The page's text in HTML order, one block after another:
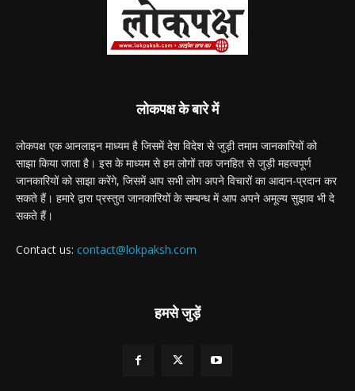
लोकपक्ष के बारे में
लोकपक्ष एक आनलाइन माध्यम है जिसमें देश विदेश से जुड़ी तमाम जानकारियों को
साझा किया जाता है। इस के माध्यम से हम लोगों तक जनहित से जुड़ी महत्वपूर्ण
जानकारियों को साझा करेंगे, जिसमें आप सभी लोग अपने विचारों का आदान-प्रदान कर
सकते हैं। हमारे द्वारा प्रस्तुत जानकारियों के सम्बन्ध में आप अपने अमूल्य सुझाव भी दे
सकते हैं।
Contact us: contact@lokpaksh.com
हमसे जुड़ें